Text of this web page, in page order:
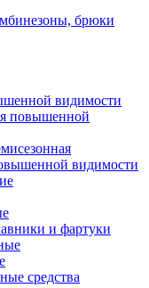
брюки
видимости
повышенной
видимости
и фартуки
средства